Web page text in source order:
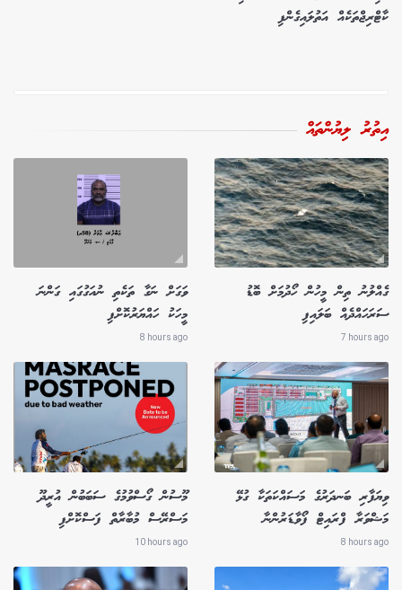
ކާޓްރިޖްތަކެއް އަތުލައިގެންފި
އިތުރު ލިޔުންތައް
ގެއްލުނު ތިން މީހުން ހޯދުމަށް ބޮޑު
ސަރަހައްދެއް ބަލައިފި
7 hours ago
ވަގަށް ނަގާ ތަކެތި ނުއަގުގައި ގަންނަ
މީހަކު ހައްޔަރުކޮށްފި
8 hours ago
ވިޔަފާރި ބަނދަރުގެ މަސައްކަތަކާ ގުޅޭ
މަޝްވަރާ ފްރައިޓް ފޯވާޑަރުންނާ
8 hours ago
މޫސުން ގޯސްވުމުގެ ސަބަބުން އުރީދޫ
މަސްރޭސް މުބާރާތް ފަސްކޮށްފި
10 hours ago